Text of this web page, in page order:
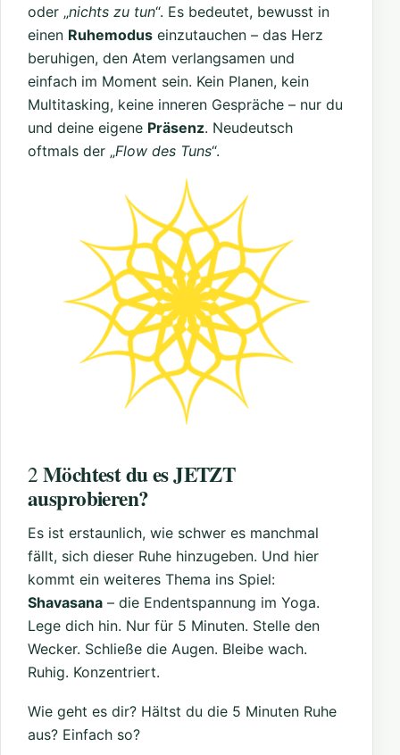
oder „nichts zu tun“. Es bedeutet, bewusst in
einen Ruhemodus einzutauchen – das Herz
beruhigen, den Atem verlangsamen und
einfach im Moment sein. Kein Planen, kein
Multitasking, keine inneren Gespräche – nur du
und deine eigene Präsenz. Neudeutsch
oftmals der „Flow des Tuns“.
2Möchtest du es JETZT
ausprobieren?
Es ist erstaunlich, wie schwer es manchmal
fällt, sich dieser Ruhe hinzugeben. Und hier
kommt ein weiteres Thema ins Spiel:
Shavasana – die Endentspannung im Yoga.
Lege dich hin. Nur für 5 Minuten. Stelle den
Wecker. Schließe die Augen. Bleibe wach.
Ruhig. Konzentriert.
Wie geht es dir? Hältst du die 5 Minuten Ruhe
aus? Einfach so?